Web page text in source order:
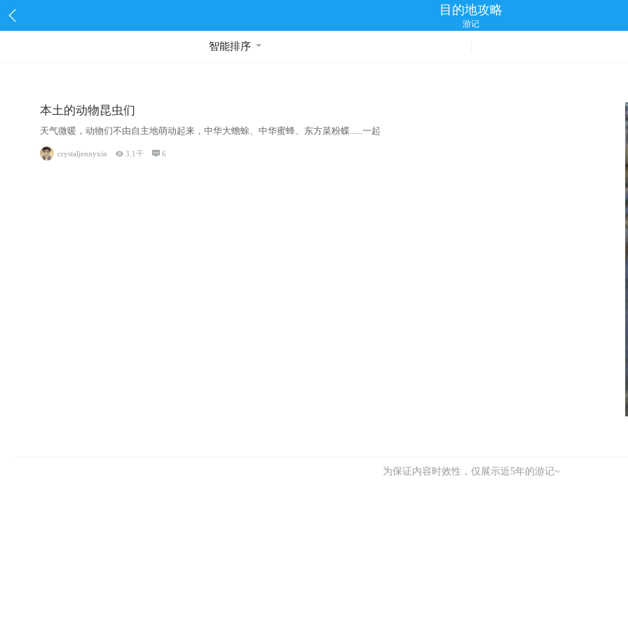
目的地攻略
游记
智能排序
本土的动物昆虫们
天气微暖，动物们不由自主地萌动起来，中华大蟾蜍、中华蜜蜂、东方菜粉蝶......一起
crystaljennyxin 3.1千 6
为保证内容时效性，仅展示近5年的游记~